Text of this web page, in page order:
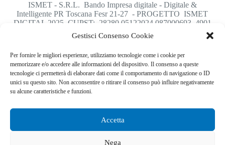
Gestisci Consenso Cookie
Per fornire le migliori esperienze, utilizziamo tecnologie come i cookie per
memorizzare e/o accedere alle informazioni del dispositivo. Il consenso a queste
tecnologie ci permetterà di elaborare dati come il comportamento di navigazione o ID
unici su questo sito. Non acconsentire o ritirare il consenso può influire negativamente
su alcune caratteristiche e funzioni.
Accetta
Nega
ISMET - S.R.L. Bando Impresa digitale - Digitale &
Intelligente PR Toscana Fesr 21-27 - PROGETTO ISMET
DIGITAL 2025 CUPST: 28280.05122024.087000693_4901
La Tecnologia diventa semplice
50018 Scandicci FI
email​:
info@ismetsrl.net